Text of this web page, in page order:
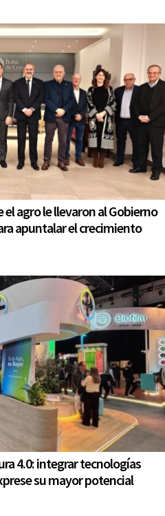
agro le llevaron al Gobierno
apuntalar el crecimiento
4.0: integrar tecnologías
su mayor potencial